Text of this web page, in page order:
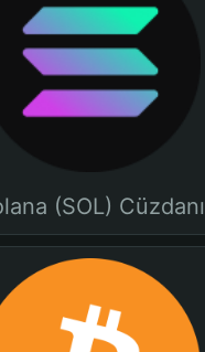
(SOL) Cüzdanı